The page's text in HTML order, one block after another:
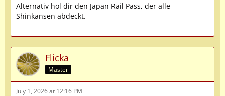
Alternativ hol dir den Japan Rail Pass, der alle
Shinkansen abdeckt.
Flicka
Master
July 1, 2026 at 12:16 PM